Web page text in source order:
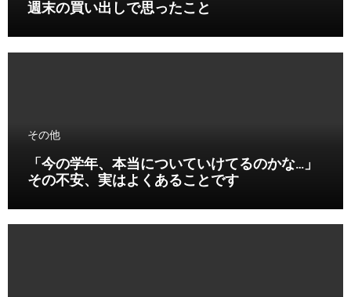
週末の買い出しで思ったこと
その他
「今の学年、本当についていけてるのかな…」
その不安、実はよくあることです